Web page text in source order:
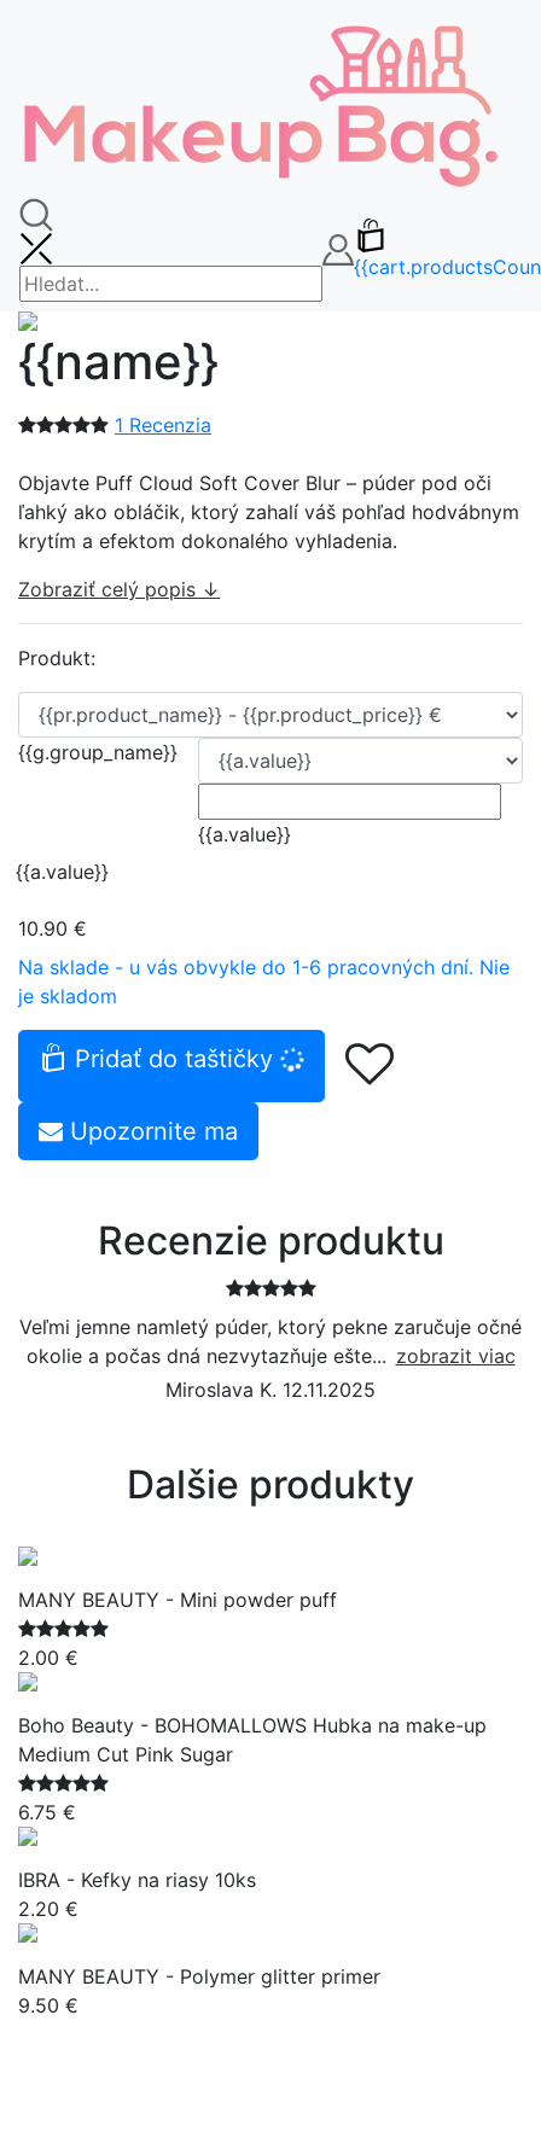
🚚DOPRAVA ZDARMA OD 65€🚚
Kontakt
Instagram
{{cart.currency.iso_code}}
{{name}}
1 Recenzia
Objavte Puff Cloud Soft Cover Blur – púder pod oči
ľahký ako obláčik, ktorý zahalí váš pohľad hodvábnym
krytím a efektom dokonalého vyhladenia.
Zobraziť celý popis ↓
Produkt:
{{g.group_name}}
{{a.value}}
{{a.value}}
10.90 €
Na sklade - u vás obvykle do 1-6 pracovných dní. Nie
je skladom
Pridať do taštičky
Upozornite ma
Recenzie produktu
Veľmi jemne namletý púder, ktorý pekne zaručuje očné
okolie a počas dná nezvytazňuje ešte... zobrazit viac
Miroslava K. 12.11.2025
Dalšie produkty
MANY BEAUTY - Mini powder puff
2.00 €
Boho Beauty - BOHOMALLOWS Hubka na make-up
Medium Cut Pink Sugar
6.75 €
IBRA - Kefky na riasy 10ks
2.20 €
MANY BEAUTY - Polymer glitter primer
9.50 €